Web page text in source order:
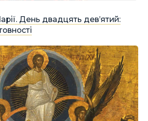
День двадцять дев’ятий: